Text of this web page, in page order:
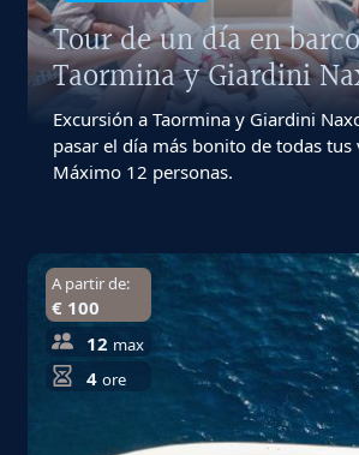
Tour de un día en barco
Taormina y Giardini
Excursión a Taormina y Giardini
pasar el día más bonito de todas tus
Máximo 12 personas.
A partir de:
€ 100
12 max
4 ore